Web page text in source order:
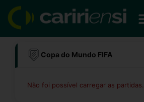
para
conteúdo
Copa do Mundo FIFA
Não foi possível carregar as partidas.